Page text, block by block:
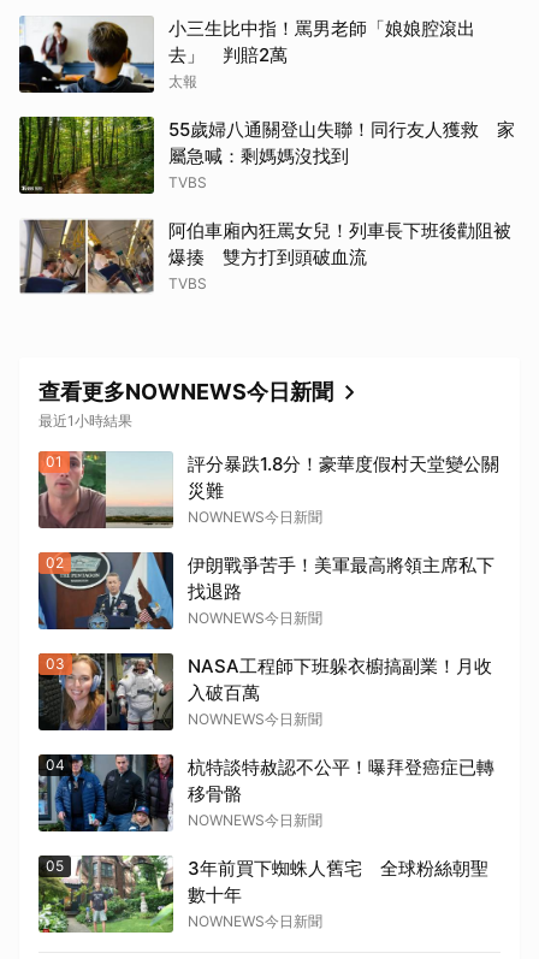
小三生比中指！罵男老師「娘娘腔滾出
去」 判賠2萬
太報
55歲婦八通關登山失聯！同行友人獲救 家
屬急喊：剩媽媽沒找到
TVBS
阿伯車廂內狂罵女兒！列車長下班後勸阻被
爆揍 雙方打到頭破血流
TVBS
查看更多NOWNEWS今日新聞
最近1小時結果
01
評分暴跌1.8分！豪華度假村天堂變公關
災難
NOWNEWS今日新聞
02
伊朗戰爭苦手！美軍最高將領主席私下
找退路
NOWNEWS今日新聞
03
NASA工程師下班躲衣櫥搞副業！月收
入破百萬
NOWNEWS今日新聞
04
杭特談特赦認不公平！曝拜登癌症已轉
移骨骼
NOWNEWS今日新聞
05
3年前買下蜘蛛人舊宅 全球粉絲朝聖
數十年
NOWNEWS今日新聞
取消